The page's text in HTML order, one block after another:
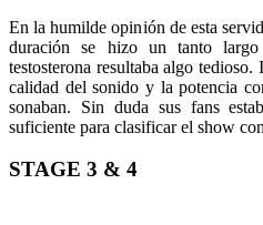
En la humilde opinión de esta
duración se hizo un tanto
testosterona resultaba algo
calidad del sonido y la potencia
sonaban. Sin duda sus fans
suficiente para clasificar el show
STAGE 3 & 4